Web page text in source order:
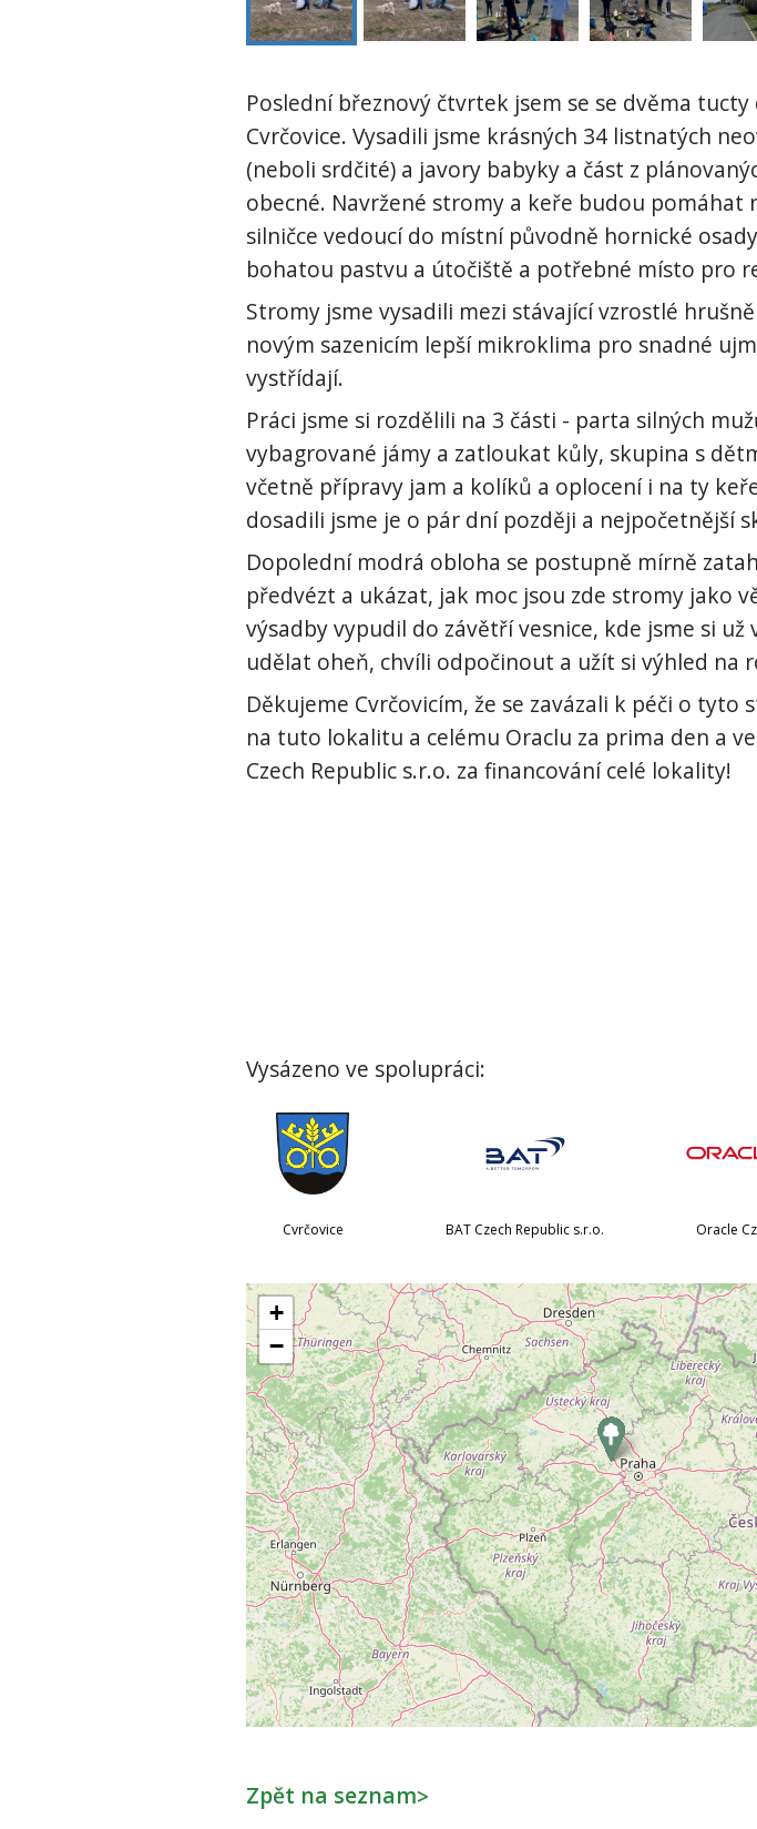
Poslední březnový čtvrtek jsem se se dvěma
Cvrčovice. Vysadili jsme krásných 34 listnatých
(neboli srdčité) a javory babyky a část z
obecné. Navržené stromy a keře budou
silničce vedoucí do místní původně hornické
bohatou pastvu a útočiště a potřebné místo pro
Stromy jsme vysadili mezi stávající vzrostlé
novým sazenicím lepší mikroklima pro snadné
vystřídají.
Práci jsme si rozdělili na 3 části - parta silných
vybagrované jámy a zatloukat kůly, skupina s
včetně přípravy jam a kolíků a oplocení i na ty
dosadili jsme je o pár dní později a nejpočetnější
Dopolední modrá obloha se postupně mírně
předvézt a ukázat, jak moc jsou zde stromy jako
výsadby vypudil do závětří vesnice, kde jsme si
udělat oheň, chvíli odpočinout a užít si výhled na
Děkujeme Cvrčovicím, že se zavázali k péči o
na tuto lokalitu a celému Oraclu za prima den a
Czech Republic s.r.o. za financování celé lokality!
Vysázeno ve spolupráci:
Cvrčovice BAT Czech Republic s.r.o. Oracle
+
−
Zpět na seznam>